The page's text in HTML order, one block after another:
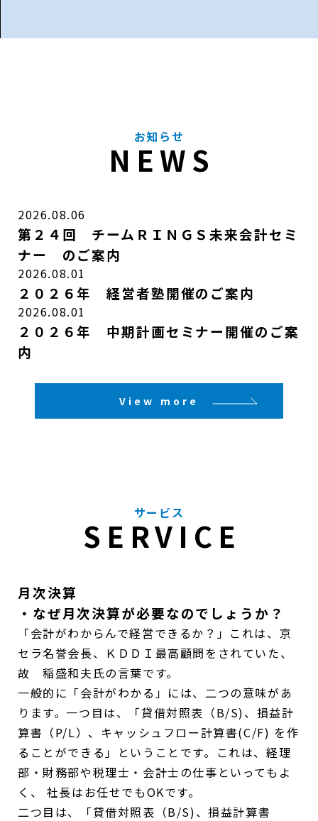
お知らせ
NEWS
2026.08.06
第２４回 チームＲＩＮＧＳ未来会計セミ
ナー のご案内
2026.08.01
２０２６年 経営者塾開催のご案内
2026.08.01
２０２６年 中期計画セミナー開催のご案
内
View more
サービス
SERVICE
月次決算
・なぜ月次決算が必要なのでしょうか？
「会計がわからんで経営できるか？」これは、京
セラ名誉会長、ＫＤＤＩ最高顧問をされていた、
故 稲盛和夫氏の言葉です。
一般的に「会計がわかる」には、二つの意味があ
ります。一つ目は、「貸借対照表（B/S)、損益計
算書（P/L）、キャッシュフロー計算書(C/F) を作
ることができる」ということです。これは、経理
部・財務部や税理士・会計士の仕事といってもよ
く、 社長はお任せでもOKです。
二つ目は、「貸借対照表（B/S)、損益計算書